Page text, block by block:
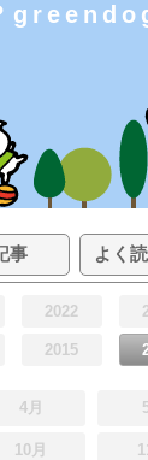
事 よく
2022
2015
4月
10月